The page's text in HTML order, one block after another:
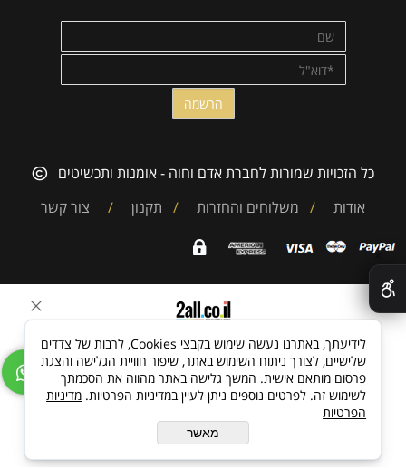
כל הזכויות שמורות לחברת אדם וחוה - אומנות ותכשיטים
אודות
/ משלוחים והחזרות / תקנון / צור קשר
✕
לידיעתך, באתרנו נעשה שימוש בקבצי Cookies, לרבות של צדדים
שלישיים, לצורך ניתוח השימוש באתר, שיפור חוויית הגלישה והצגת
פרסום מותאם אישית. המשך גלישה באתר מהווה את הסכמתך
לשימוש זה. לפרטים נוספים ניתן לעיין במדיניות הפרטיות. מדיניות
הפרטיות
מאשר